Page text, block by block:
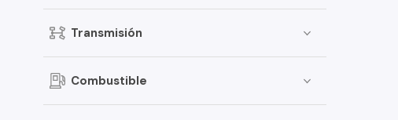
Mazda
Nissan
Peugeot
Transmisión
Combustible